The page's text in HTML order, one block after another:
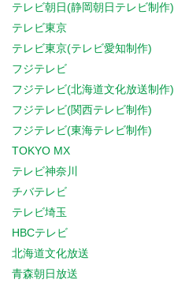
テレビ朝日(静岡朝日テレビ制作)
テレビ東京
テレビ東京(テレビ愛知制作)
フジテレビ
フジテレビ(北海道文化放送制作)
フジテレビ(関西テレビ制作)
フジテレビ(東海テレビ制作)
TOKYO MX
テレビ神奈川
チバテレビ
テレビ埼玉
HBCテレビ
北海道文化放送
青森朝日放送